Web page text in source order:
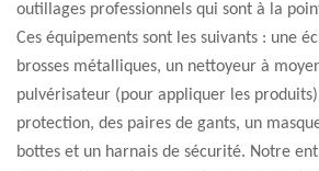
outillages professionnels qui sont à la
Ces équipements sont les suivants : une
brosses métalliques, un nettoyeur à
pulvérisateur (pour appliquer les
protection, des paires de gants, un
bottes et un harnais de sécurité. Notre